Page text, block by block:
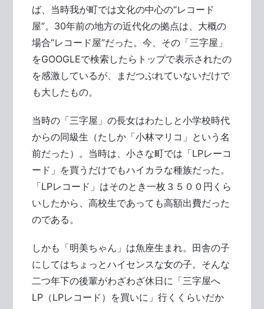
ば、当時我が町では文化の中心の“レコード
屋”。30年前の地方の近代化の拠点は、大概の
場合“レコード屋”だった。今、その「三字屋」
をGOOGLEで検索したらトップで表示されたの
を感激しているが、まだつぶれていないだけで
も大したもの。
当時の「三字屋」の長女はわたしと小学校時代
からの同級生（たしか「小林マリコ」という名
前だった）。当時は、小さな町では「LPレーコ
ード」を買うだけでもハイカラな種族だった。
「LPレコード」はそのとき一枚３５００円くら
いしたから、高校生であっても高額出費だった
のである。
しかも「明美ちゃん」は魚座生まれ。田舎の子
にしてはちょっとハイセンスな女の子。そんな
二つ年下の後輩がわざわざ休日に「三字屋へ
LP（LPレコード）を買いに」行くくらいだか